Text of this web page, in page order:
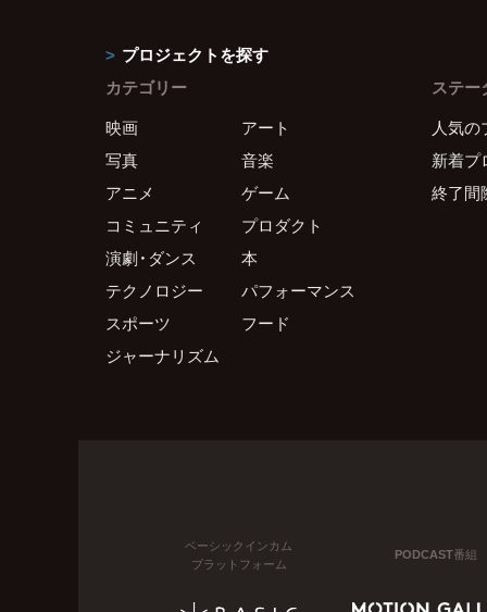
プロジェクトを探す
カテゴリー
映画
アート
写真
音楽
アニメ
ゲーム
コミュニティ
プロダクト
演劇・ダンス
本
テクノロジー
パフォーマンス
スポーツ
フード
ジャーナリズム
ステー
人気の
新着プ
終了間
ベーシックインカム
プラットフォーム
PODCAST番組